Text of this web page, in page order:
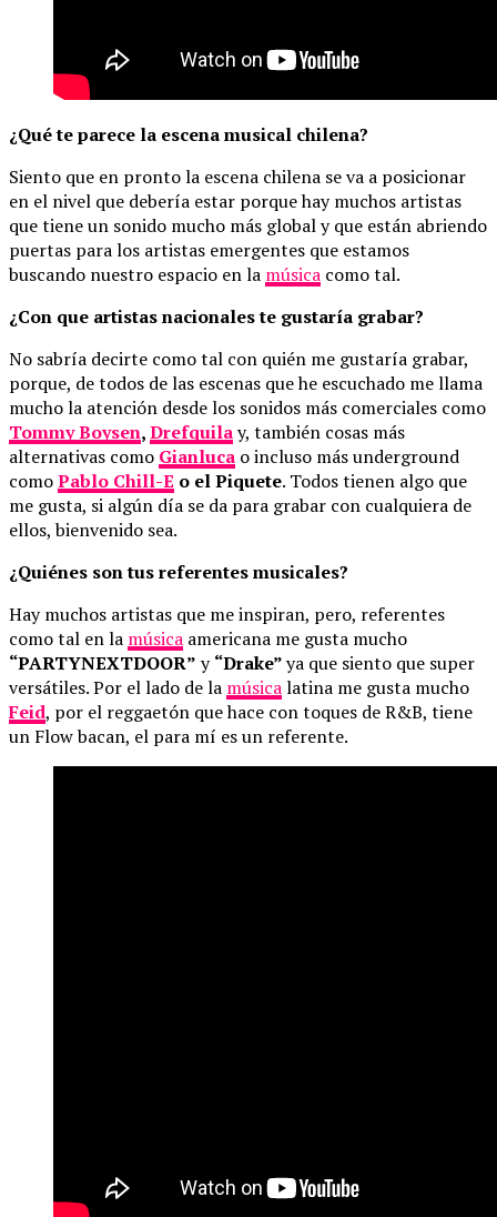
¿Qué te parece la escena musical chilena?
Siento que en pronto la escena chilena se va a posicionar
en el nivel que debería estar porque hay muchos artistas
que tiene un sonido mucho más global y que están abriendo
puertas para los artistas emergentes que estamos
buscando nuestro espacio en la música como tal.
¿Con que artistas nacionales te gustaría grabar?
No sabría decirte como tal con quién me gustaría grabar,
porque, de todos de las escenas que he escuchado me llama
mucho la atención desde los sonidos más comerciales como
Tommy Boysen,Drefquilay, también cosas más
alternativas como Gianluca o incluso más underground
comoPablo Chill-E o el Piquete. Todos tienen algo que
me gusta, si algún día se da para grabar con cualquiera de
ellos, bienvenido sea.
¿Quiénes son tus referentes musicales?
Hay muchos artistas que me inspiran, pero, referentes
como tal en la música americana me gusta mucho
“PARTYNEXTDOOR” y“Drake”ya que siento que super
versátiles. Por el lado de la músicalatina me gusta mucho
Feid, por el reggaetón que hace con toques de R&B, tiene
un Flow bacan, el para mí es un referente.